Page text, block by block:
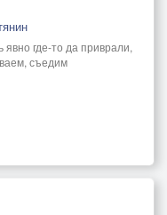
явно где-то да приврали,
съедим